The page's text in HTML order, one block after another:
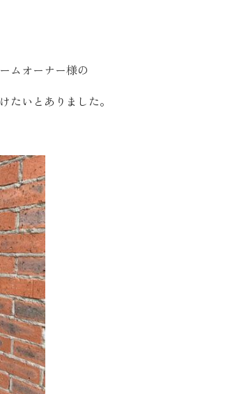
ムオーナー様の
たいとありました。